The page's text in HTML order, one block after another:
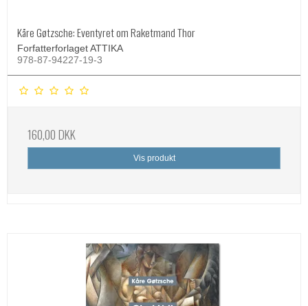
Kåre Gøtzsche: Eventyret om Raketmand Thor
Forfatterforlaget ATTIKA
978-87-94227-19-3
160,00 DKK
Vis produkt